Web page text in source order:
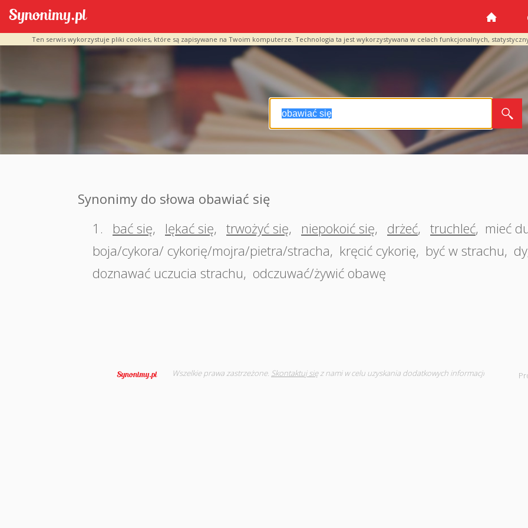
Ten serwis wykorzystuje pliki cookies, które są zapisywane na Twoim komputerze. Technologia ta jest wykorzystywana w celach funkcjonalnych,
Synonimy do słowa obawiać się
1.
bać się, lękać się, trwożyć się, niepokoić się, drżeć, truchleć, mieć
boja/cykora/ cykorię/mojra/pietra/stracha, kręcić cykorię, być w strachu,
doznawać uczucia strachu, odczuwać/żywić obawę
Wszelkie prawa zastrzeżone. Skontaktuj sięz nami w celu uzyskania dodatkowych informacji